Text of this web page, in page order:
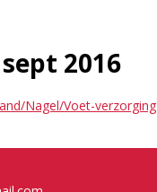
2016
Nagel/Voet-verzorging